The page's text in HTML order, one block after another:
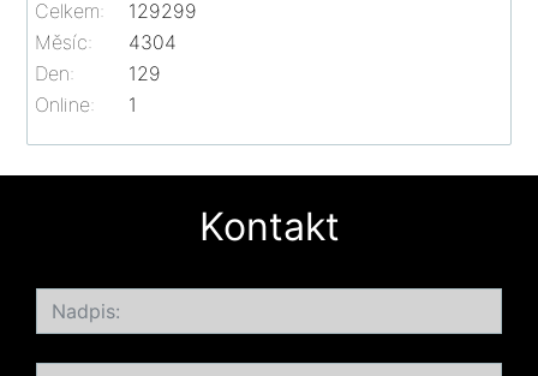
Online: 1
Celkem:
129299
Měsíc:
4304
Den:
129
Kontakt